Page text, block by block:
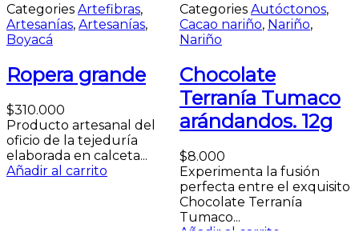
Categories Artefibras,
Artesanías, Artesanías,
Boyacá
Ropera grande
$310.000
Producto artesanal del
oficio de la tejeduría
elaborada en calceta...
Añadir al carrito
Categories Autóctonos,
Cacao nariño, Nariño,
Nariño
Chocolate
Terranía Tumaco
arándandos. 12g
$8.000
Experimenta la fusión
perfecta entre el exquisito
Chocolate Terranía
Tumaco...
Añadir al carrito